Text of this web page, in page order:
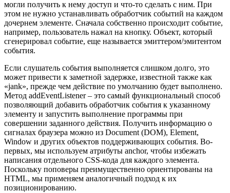
могли получить к нему доступ и что-то сделать с ним. При
этом не нужно устанавливать обработчик событий на каждом
дочернем элементе. Сначала собственно происходит событие,
например, пользователь нажал на кнопку. Объект, который
сгенерировал событие, еще называется эмиттером/эмитентом
события.
Если слушатель события выполняется слишком долго, это
может привести к заметной задержке, известной также как
«jank», прежде чем действие по умолчанию будет выполнено.
Метод addEventListener – это самый функциональный способ
позволяющий добавить обработчик события к указанному
элементу и запустить выполнение программы при
совершении заданного действия. Получить информацию о
сигналах браузера можно из Document (DOM), Element,
Window и других объектов поддерживающих события. Во-
первых, мы используем атрибуты anchor, чтобы избежать
написания отдельного CSS-кода для каждого элемента.
Поскольку поповеры преимущественно ориентированы на
HTML, мы применяем аналогичный подход к их
позиционированию.